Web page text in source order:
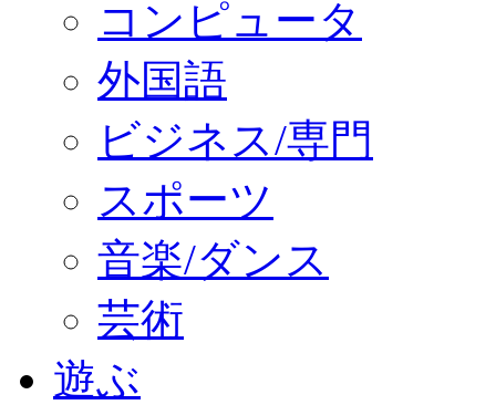
コンピュータ
外国語
ビジネス/専門
スポーツ
音楽/ダンス
芸術
遊ぶ